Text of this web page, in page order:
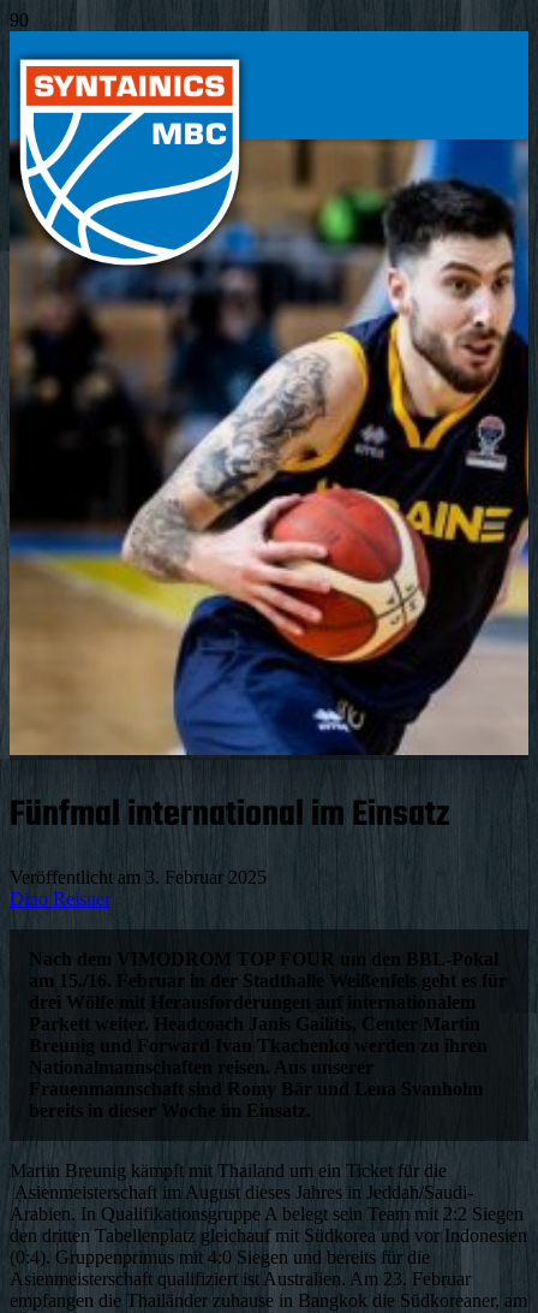
Fünfmal international im Einsatz
Veröffentlicht am 3. Februar 2025
Dino Reisner
Nach dem VIMODROM TOP FOUR um den BBL-Pokal
am 15./16. Februar in der Stadthalle Weißenfels geht es für
drei Wölfe mit Herausforderungen auf internationalem
Parkett weiter. Headcoach Janis Gailitis, Center Martin
Breunig und Forward Ivan Tkachenko werden zu ihren
Nationalmannschaften reisen. Aus unserer
Frauenmannschaft sind Romy Bär und Lena Svanholm
bereits in dieser Woche im Einsatz.
Martin Breunig kämpft mit Thailand um ein Ticket für die
Asienmeisterschaft im August dieses Jahres in Jeddah/Saudi-
Arabien. In Qualifikationsgruppe A belegt sein Team mit 2:2 Siegen
den dritten Tabellenplatz gleichauf mit Südkorea und vor Indonesien
(0:4). Gruppenprimus mit 4:0 Siegen und bereits für die
Asienmeisterschaft qualifiziert ist Australien. Am 23. Februar
empfangen die Thailänder zuhause in Bangkok die Südkoreaner, am